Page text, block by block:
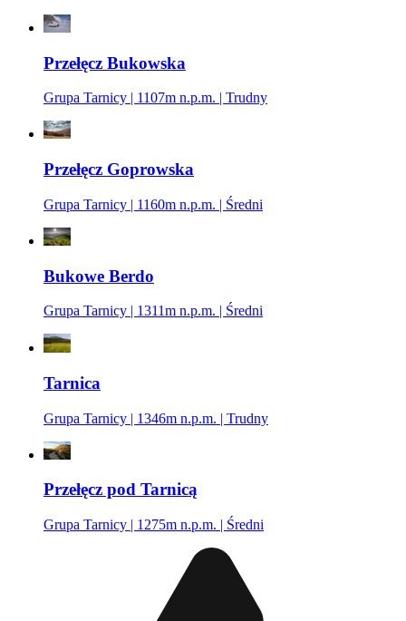
Przełęcz Bukowska
Grupa Tarnicy | 1107m n.p.m. | Trudny
Przełęcz Goprowska
Grupa Tarnicy | 1160m n.p.m. | Średni
Bukowe Berdo
Grupa Tarnicy | 1311m n.p.m. | Średni
Tarnica
Grupa Tarnicy | 1346m n.p.m. | Trudny
Przełęcz pod Tarnicą
Grupa Tarnicy | 1275m n.p.m. | Średni